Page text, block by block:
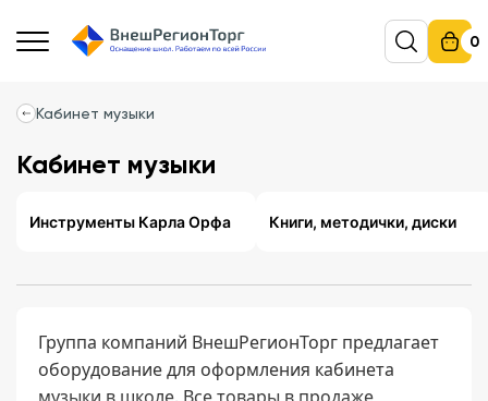
0
Кабинет музыки
Кабинет музыки
Инструменты Карла Орфа Книги, методички, диски
Группа компаний ВнешРегионТорг предлагает
оборудование для оформления кабинета